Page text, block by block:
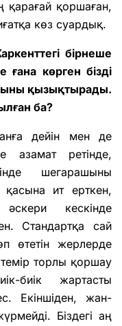
қарағай қоршаған,
көз суардық.
бірнеше
ғана көрген бізді
қызықтырады.
ба?
дейін мен де
азамат ретінде,
шегарашыны
ит ерткен,
кескінде
Стандартқа сай
өтетін жерлерде
торлы қоршау
биік жартасты
Екіншіден, жан-
Біздегі аң